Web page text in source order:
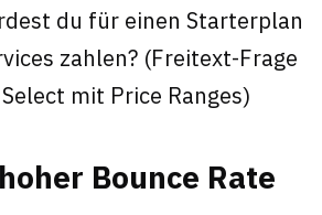
du für einen Starterplan
zahlen? (Freitext-Frage
mit Price Ranges)
Bounce Rate